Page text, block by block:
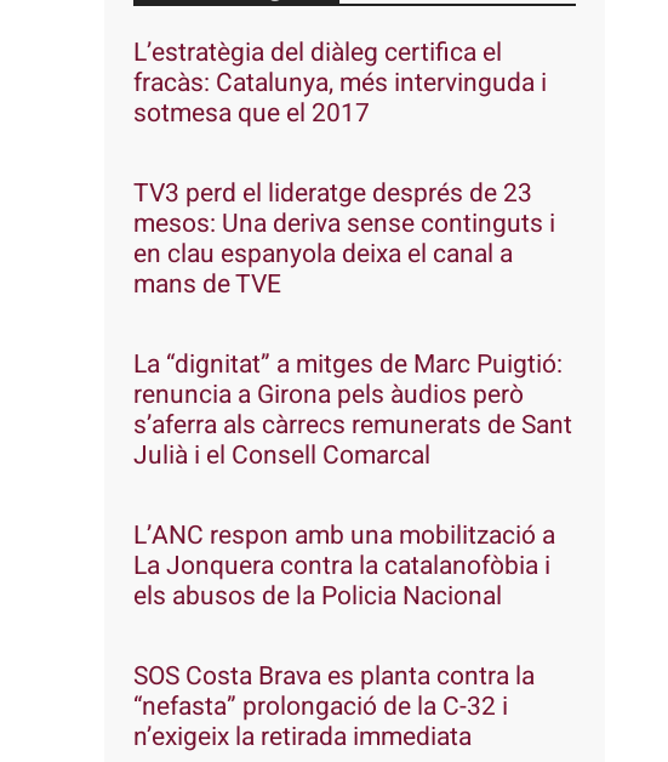
L’estratègia del diàleg certifica el
fracàs: Catalunya, més intervinguda i
sotmesa que el 2017
TV3 perd el lideratge després de 23
mesos: Una deriva sense continguts i
en clau espanyola deixa el canal a
mans de TVE
La “dignitat” a mitges de Marc Puigtió:
renuncia a Girona pels àudios però
s’aferra als càrrecs remunerats de Sant
Julià i el Consell Comarcal
L’ANC respon amb una mobilització a
La Jonquera contra la catalanofòbia i
els abusos de la Policia Nacional
SOS Costa Brava es planta contra la
“nefasta” prolongació de la C-32 i
n’exigeix la retirada immediata